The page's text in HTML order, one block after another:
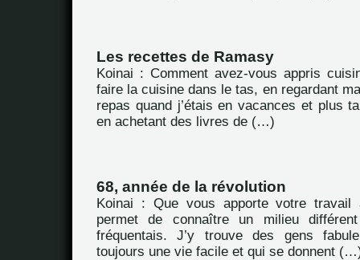
Les recettes de Ramasy
Koinai : Comment avez-vous appris
faire la cuisine dans le tas, en regardant
repas quand j’étais en vacances et plus
en achetant des livres de (…)
68, année de la révolution
Koinai : Que vous apporte votre travail
permet de connaître un milieu
fréquentais. J’y trouve des gens
toujours une vie facile et qui se donnent